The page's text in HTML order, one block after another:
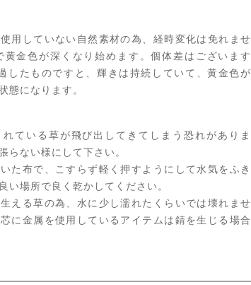
用していない自然素材の為、経時変化は免れませ
黄金色が深くなり始めます。個体差はございます
したものですと、輝きは持続していて、黄金色が
態になります。
ている草が飛び出してきてしまう恐れがありま
らない様にして下さい。
た布で、こすらず軽く押すようにして水気をふき
い場所で良く乾かしてください。
える草の為、水に少し濡れたくらいでは壊れませ
に金属を使用しているアイテムは錆を生じる場合